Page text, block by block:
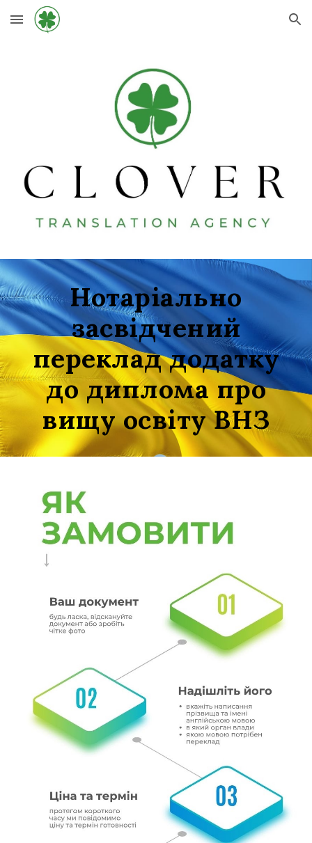
Skip to main content Skip to navigation
Нотаріально
засвідчений
переклад додатку
до диплома про
вищу освіту ВНЗ